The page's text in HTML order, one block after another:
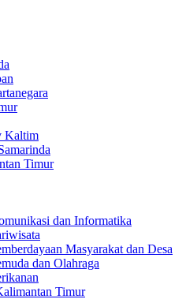
Kaltim
Timur
dan Informatika
Masyarakat dan Desa
dan Olahraga
Timur